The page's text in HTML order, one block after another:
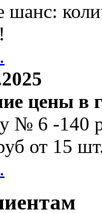
шанс:
цены в
№ 6 -140
от 15